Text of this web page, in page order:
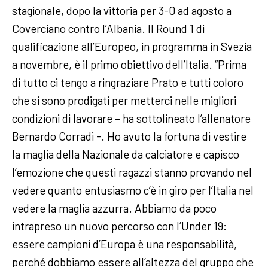
stagionale, dopo la vittoria per 3-0 ad agosto a
Coverciano contro l’Albania. Il Round 1 di
qualificazione all’Europeo, in programma in Svezia
a novembre, è il primo obiettivo dell’Italia. “Prima
di tutto ci tengo a ringraziare Prato e tutti coloro
che si sono prodigati per metterci nelle migliori
condizioni di lavorare – ha sottolineato l’allenatore
Bernardo Corradi -. Ho avuto la fortuna di vestire
la maglia della Nazionale da calciatore e capisco
l’emozione che questi ragazzi stanno provando nel
vedere quanto entusiasmo c’è in giro per l’Italia nel
vedere la maglia azzurra. Abbiamo da poco
intrapreso un nuovo percorso con l’Under 19:
essere campioni d’Europa è una responsabilità,
perché dobbiamo essere all’altezza del gruppo che